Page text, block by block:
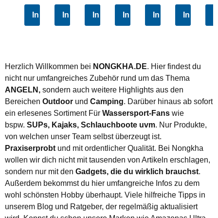
In den Warenkorb
In den Warenkorb
In den Warenkorb
In den Warenkorb
In den Warenkorb
In den
Herzlich Willkommen bei NONGKHA.DE. Hier findest du
nicht nur umfangreiches Zubehör rund um das Thema
ANGELN, sondern auch weitere Highlights aus den
Bereichen Outdoor und Camping. Darüber hinaus ab sofort
ein erlesenes Sortiment Für Wassersport-Fans wie
bspw. SUPs, Kajaks, Schlauchboote uvm. Nur Produkte,
von welchen unser Team selbst überzeugt ist.
Praxiserprobt und mit ordentlicher Qualität. Bei Nongkha
wollen wir dich nicht mit tausenden von Artikeln erschlagen,
sondern nur mit den Gadgets, die du wirklich brauchst.
Außerdem bekommst du hier umfangreiche Infos zu dem
wohl schönsten Hobby überhaupt. Viele hilfreiche Tipps in
unserem Blog und Ratgeber, der regelmäßig aktualisiert